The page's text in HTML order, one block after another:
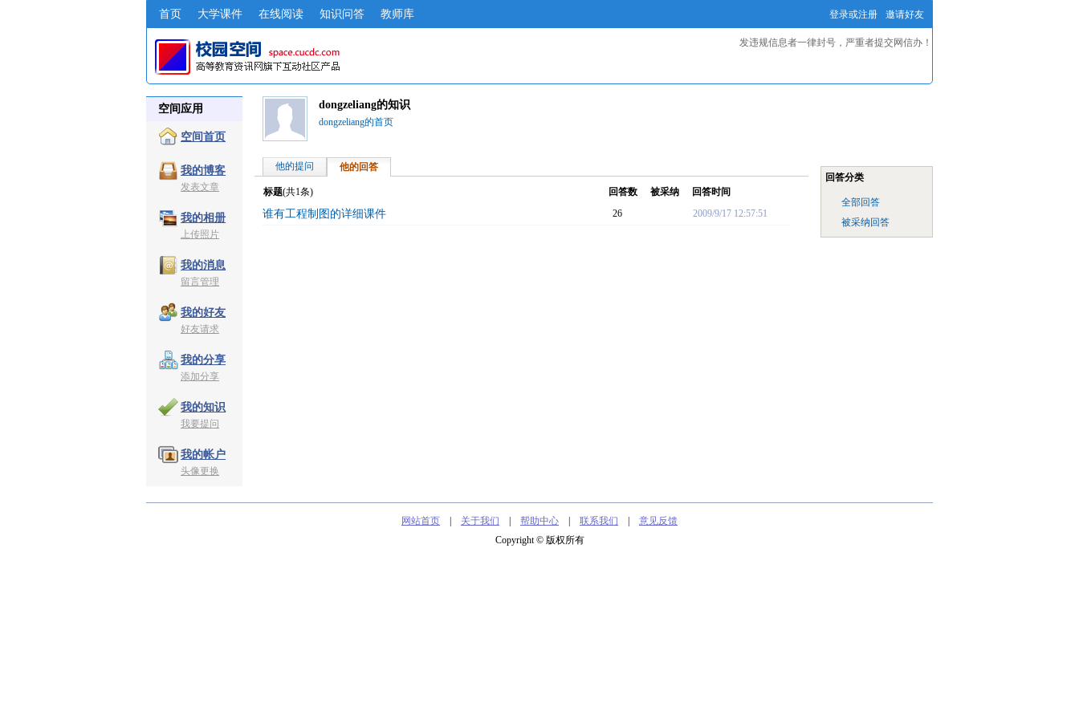
登录或注册 邀请好友
首页 大学课件 在线阅读 知识问答 教师库
发违规信息者一律封号，严重者提交网信办！
空间应用
空间首页
我的博客
发表文章
我的相册
上传照片
我的消息
留言管理
我的好友
好友请求
我的分享
添加分享
我的知识
我要提问
我的帐户
头像更换
dongzeliang的知识
dongzeliang的首页
他的提问 他的回答
标题(共1条) 回答数 被采纳 回答时间
谁有工程制图的详细课件 26 2009/9/17 12:57:51
回答分类
全部回答
被采纳回答
网站首页 关于我们 帮助中心 联系我们
意见反馈
Copyright © 版权所有